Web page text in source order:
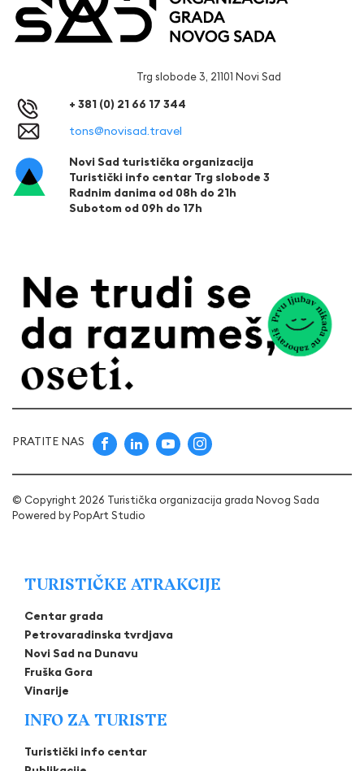
Trg slobode 3, 21101 Novi Sad
+ 381 (0) 21 66 17 344
tons@novisad.travel
Novi Sad turistička organizacija
Turistički info centar Trg slobode 3
Radnim danima od 08h do 21h
Subotom od 09h do 17h
PRATITE NAS
© Copyright 2026 Turistička organizacija grada Novog Sada
Powered byPopArt Studio
TURISTIČKE ATRAKCIJE
Centar grada
Petrovaradinska tvrdjava
Novi Sad na Dunavu
Fruška Gora
Vinarije
INFO ZA TURISTE
Turistički info centar